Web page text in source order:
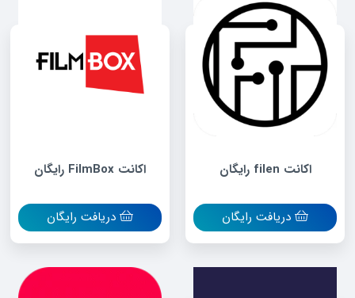
اکانت filen رایگان
دریافت رایگان
اکانت FilmBox رایگان
دریافت رایگان